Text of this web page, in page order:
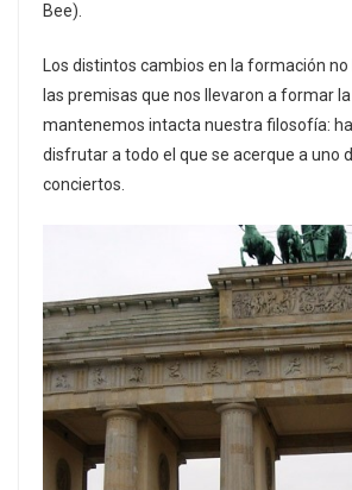
Bee).
Los distintos cambios en la formación
las premisas que nos llevaron a formar
mantenemos intacta nuestra filosofía:
disfrutar a todo el que se acerque a uno
conciertos.